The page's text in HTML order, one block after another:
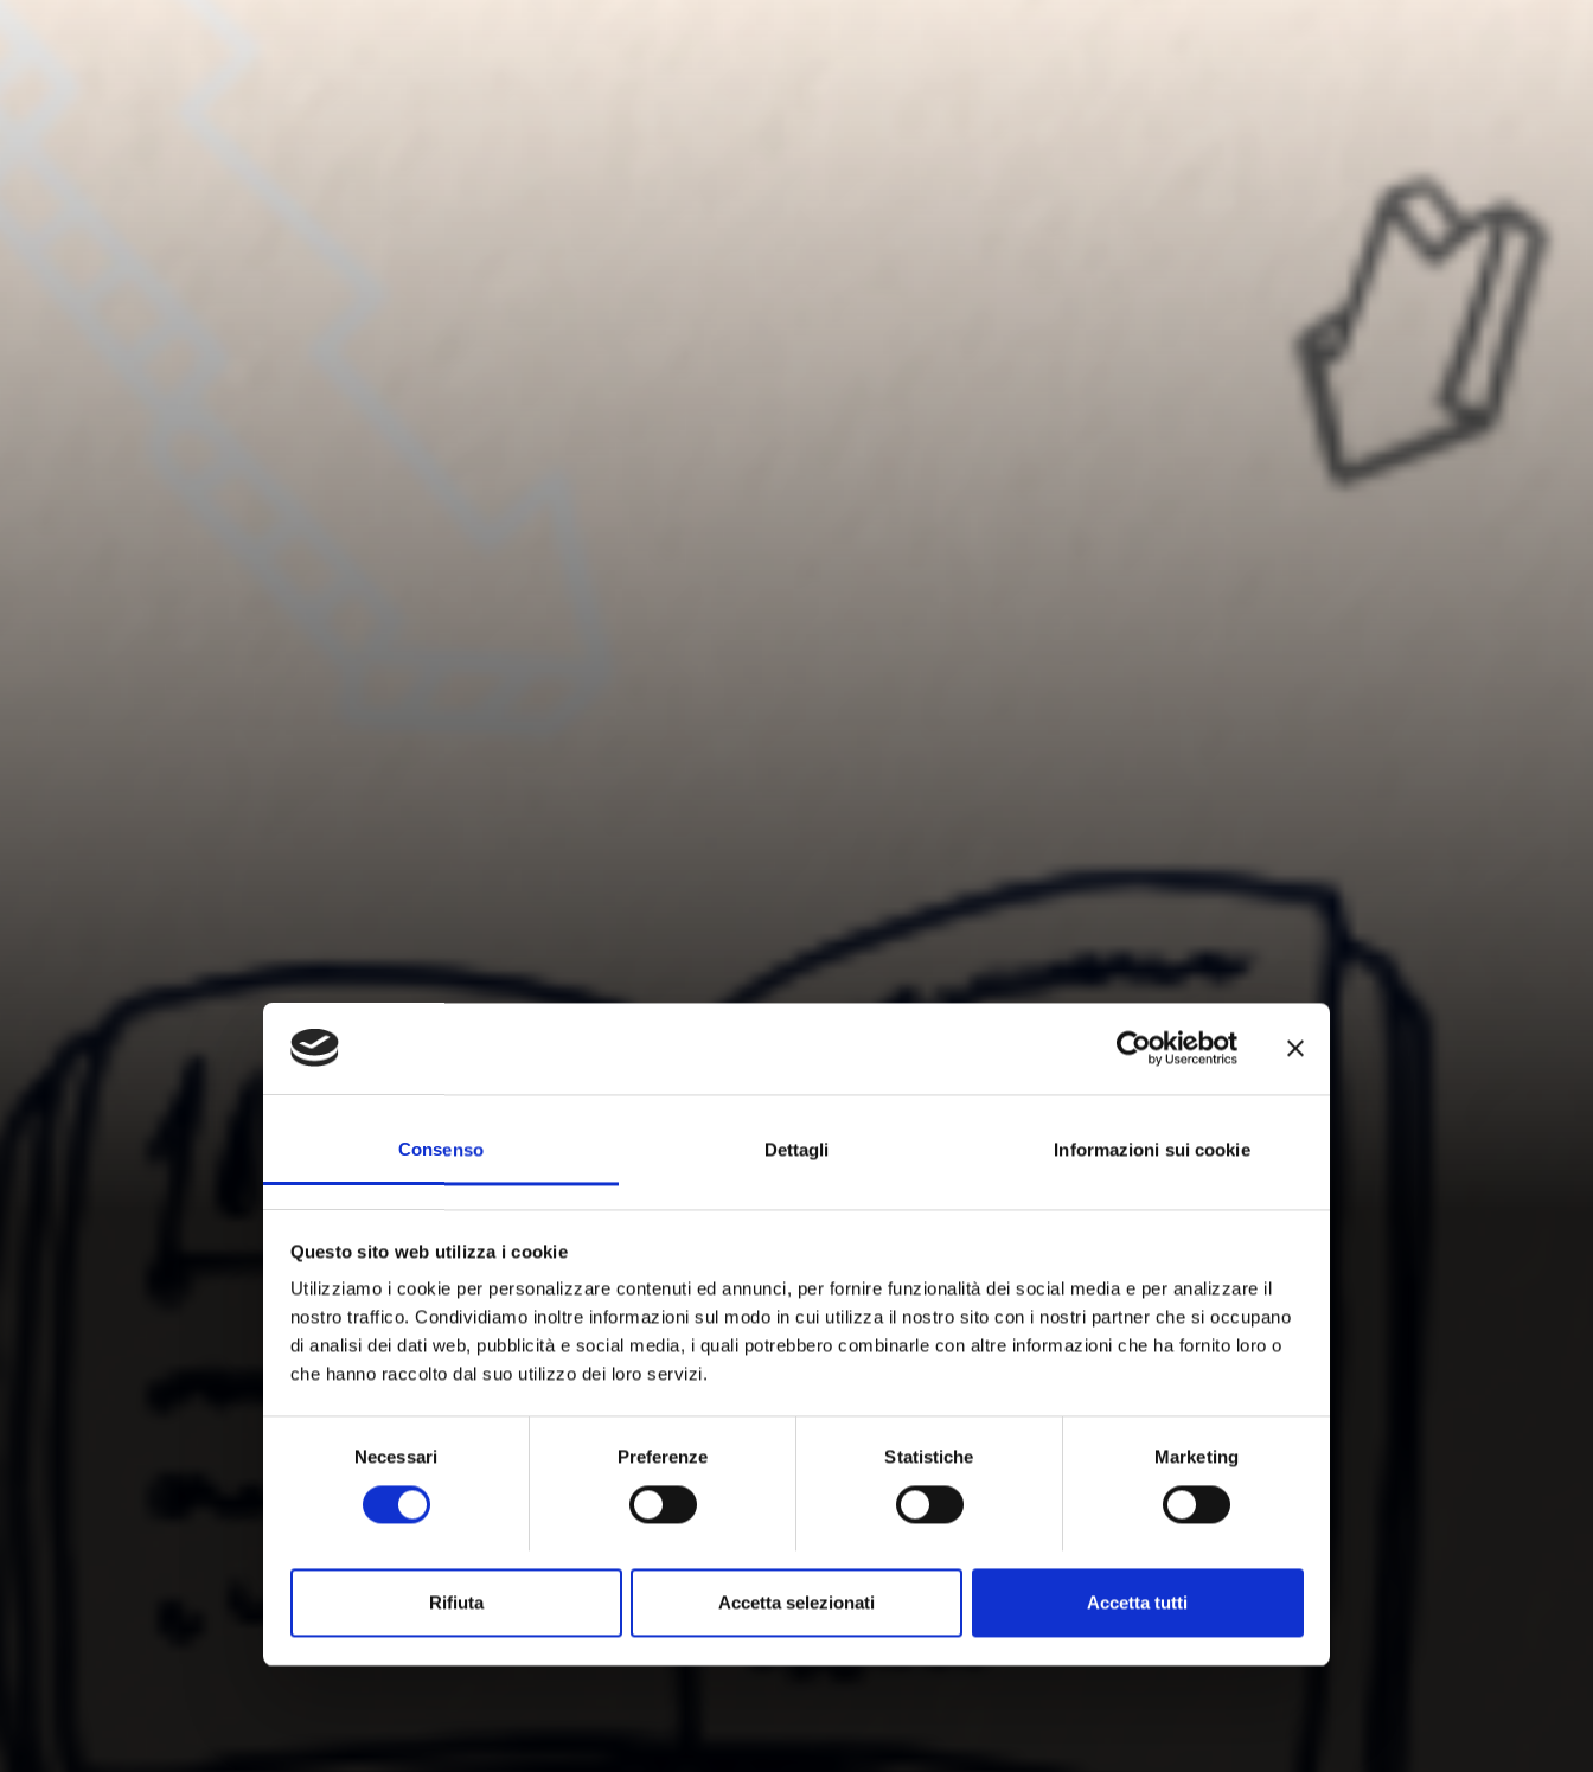
Consenso Dettagli Informazioni sui cookie
Questo sito web utilizza i cookie
Utilizziamo i cookie per personalizzare contenuti ed annunci, per fornire funzionalità dei social media e per analizzare il
nostro traffico. Condividiamo inoltre informazioni sul modo in cui utilizza il nostro sito con i nostri partner che si occupano
di analisi dei dati web, pubblicità e social media, i quali potrebbero combinarle con altre informazioni che ha fornito loro o
che hanno raccolto dal suo utilizzo dei loro servizi.
Necessari Preferenze Statistiche Marketing
Rifiuta Accetta selezionati Accetta tutti